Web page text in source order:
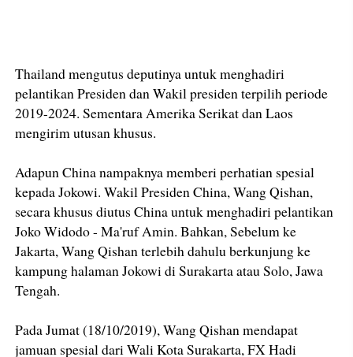
Thailand mengutus deputinya untuk menghadiri
pelantikan Presiden dan Wakil presiden terpilih periode
2019-2024. Sementara Amerika Serikat dan Laos
mengirim utusan khusus.
Adapun China nampaknya memberi perhatian spesial
kepada Jokowi. Wakil Presiden China, Wang Qishan,
secara khusus diutus China untuk menghadiri pelantikan
Joko Widodo - Ma'ruf Amin. Bahkan, Sebelum ke
Jakarta, Wang Qishan terlebih dahulu berkunjung ke
kampung halaman Jokowi di Surakarta atau Solo, Jawa
Tengah.
Pada Jumat (18/10/2019), Wang Qishan mendapat
jamuan spesial dari Wali Kota Surakarta, FX Hadi